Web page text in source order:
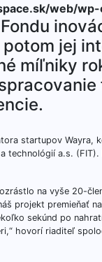
web/
potom jej
míľniky
startupov Wayra,
technológií a.s.
na vyše 20-
projekt premieňať
sekúnd po
hovorí riaditeľ